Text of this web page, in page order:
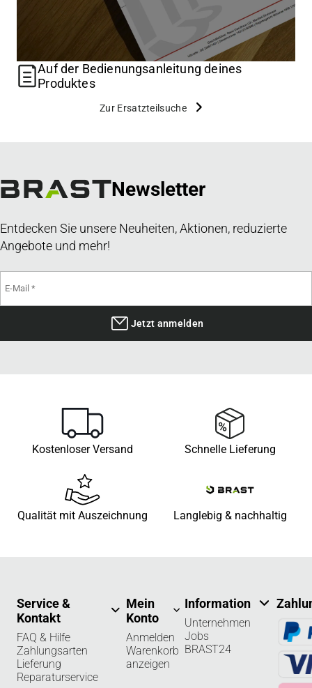
Auf der Bedienungsanleitung deines
Produktes
Zur Ersatzteilsuche
Newsletter
Entdecken Sie unsere Neuheiten, Aktionen, reduzierte
Angebote und mehr!
Jetzt anmelden
Kostenloser Versand Schnelle Lieferung
Qualität mit Auszeichnung Langlebig & nachhaltig
Service &
Kontakt
FAQ & Hilfe
Zahlungsarten
Lieferung
Reparaturservice
Mein
Konto
Anmelden
Warenkorb
anzeigen
Information
Unternehmen
Jobs
BRAST24